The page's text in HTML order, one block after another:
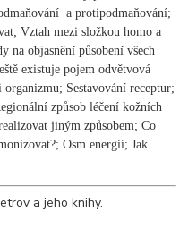
a protipodmaňování;
Vztah mezi složkou homo a
na objasnění působení všech
existuje pojem odvětvová
Sestavování receptur;
způsob léčení kožních
jiným způsobem; Co
Osm energií; Jak
a jeho knihy.